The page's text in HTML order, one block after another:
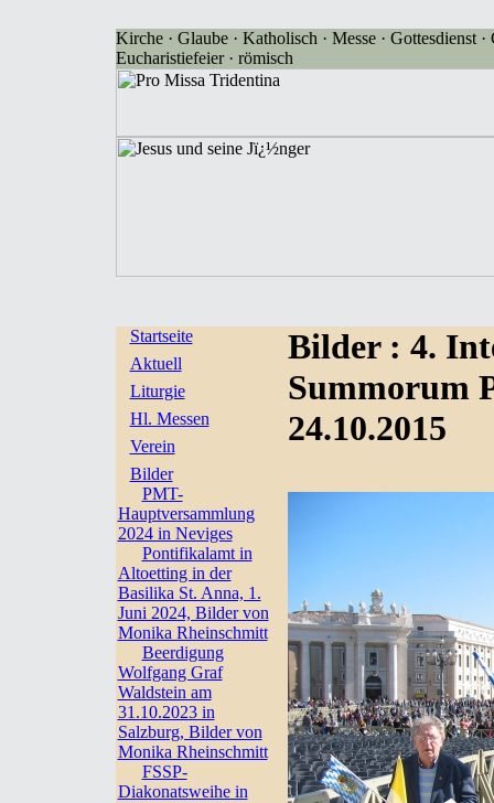
Kirche · Glaube · Katholisch · Messe · Gottesdienst
Eucharistiefeier · römisch
Startseite
Aktuell
Liturgie
Hl. Messen
Verein
Bilder
PMT-
Hauptversammlung
2024 in Neviges
Pontifikalamt in
Altoetting in der
Basilika St. Anna, 1.
Juni 2024, Bilder von
Monika Rheinschmitt
Beerdigung
Wolfgang Graf
Waldstein am
31.10.2023 in
Salzburg, Bilder von
Monika Rheinschmitt
FSSP-
Diakonatsweihe in
Bilder : 4.
Summorum
24.10.2015